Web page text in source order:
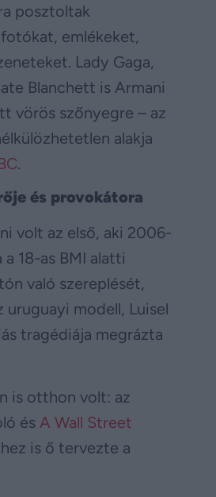
posztoltak
emlékeket,
Lady Gaga,
Blanchett is Armani
vörös szőnyegre – az
alakja
.
és provokátora
volt az első, aki 2006-
18-as BMI alatti
való szereplését,
uruguayi modell, Luisel
tragédiája megrázta
is otthon volt: az
és A Wall Street
is ő tervezte a